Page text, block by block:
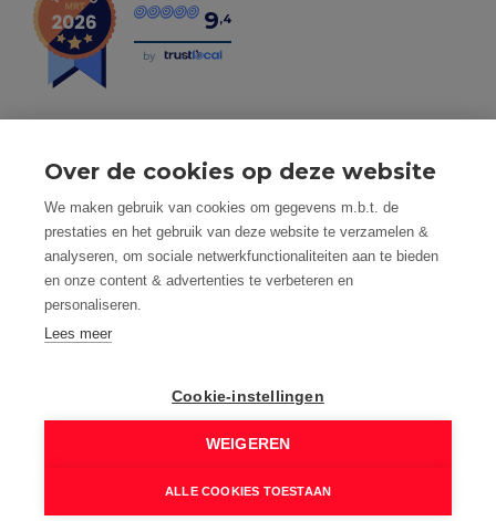
9,4
by
Mindset Real Estate bv - BTW: BE0634994563 -
Nacecode 68.100 - Maatschap. Zetel: Heuleplaats 16, 8501
Heule (Kortrijk)
Toezichthoudende autoriteit: Beroepsinstituut van
Vastgoedmakelaars, Luxemburgstraat 16 B te 1000
BIV Polisnummer 730.390.160 AXA Belgium
M Vastgoed is onderworpen aan de deontologische code
van het BIV: www.biv.be/plichtenleer
Disclaimer|Privacy policy|Cookie policy
Over de cookies op deze website
We maken gebruik van cookies om gegevens m.b.t. de
prestaties en het gebruik van deze website te verzamelen &
analyseren, om sociale netwerkfunctionaliteiten aan te bieden
en onze content & advertenties te verbeteren en
personaliseren.
Lees meer
Cookie-instellingen
WEIGEREN
ALLE COOKIES TOESTAAN